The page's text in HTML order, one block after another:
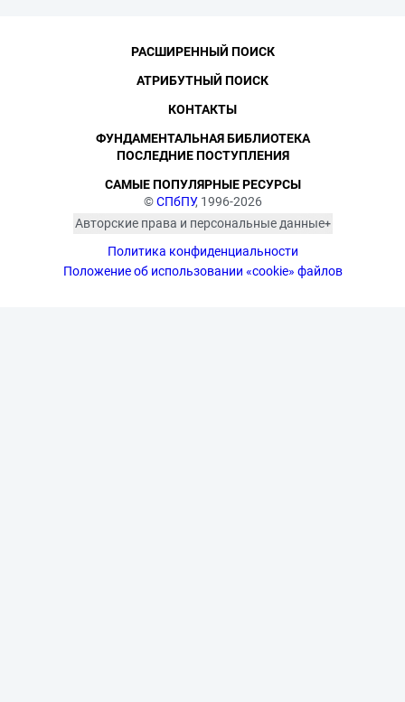
©СПбПУ, 1996-2026
Авторские права и персональные данные
изображённых лиц в соответствии
с требованиями законодательства
Политика конфиденциальности
Положение об использовании «cookie» файлов
РАСШИРЕННЫЙ ПОИСК
АТРИБУТНЫЙ ПОИСК
КОНТАКТЫ
ФУНДАМЕНТАЛЬНАЯ БИБЛИОТЕКА
ПОСЛЕДНИЕ ПОСТУПЛЕНИЯ
САМЫЕ ПОПУЛЯРНЫЕ РЕСУРСЫ